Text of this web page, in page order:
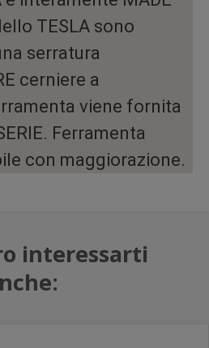
TESLA sono
serratura
cerniere a
viene fornita
Ferramenta
con maggiorazione.
interessarti